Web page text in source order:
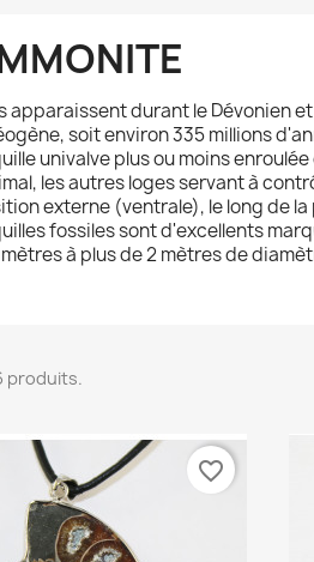
apparaissent durant le Dévonien
soit environ 335 millions
univalve plus ou moins
les autres loges servant à
externe (ventrale), le long de
fossiles sont d'excellents
à plus de 2 mètres de
produits.
favorite_border